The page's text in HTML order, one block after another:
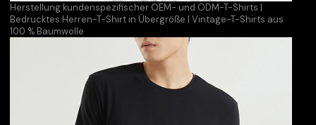
Herstellung kundenspezifischer OEM- und ODM-T-Shirts |
Bedrucktes Herren-T-Shirt in Übergröße | Vintage-T-Shirts aus
100 % Baumwolle